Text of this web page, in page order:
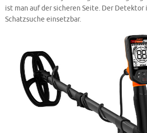
ist man auf der sicheren Seite. Der
Schatzsuche einsetzbar.